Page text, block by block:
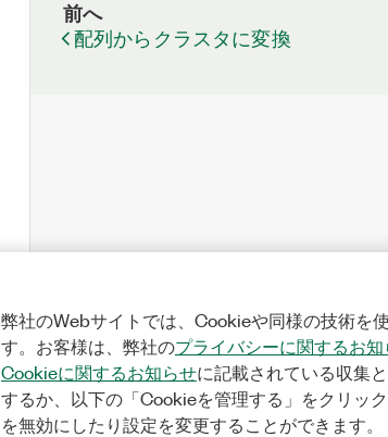
前へ
配列からクラスタに変換
弊社のWebサイトでは、Cookieや同様の技術を
す。お客様は、弊社のプライバシーに関するお
Cookieに関するお知らせに記載されている収集
するか、以下の「Cookieを管理する」をクリッ
を無効にしたり設定を変更することができます。